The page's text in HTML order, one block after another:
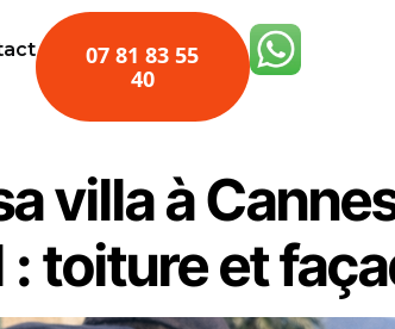
07 81 83 55
40
villa à
: toiture et